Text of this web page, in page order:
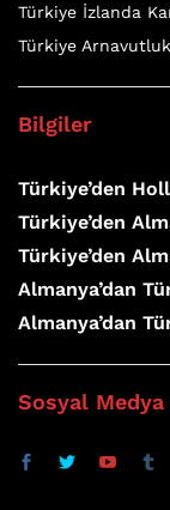
Türkiye İzlanda
Türkiye
Bilgiler
Türkiye’den
Türkiye’den
Türkiye’den
Almanya’dan
Almanya’dan
Sosyal Medya